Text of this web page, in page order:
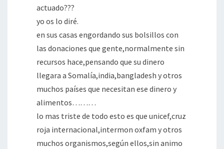
actuado???
yo os lo diré.
en sus casas engordando sus bolsillos con
las donaciones que gente,normalmente sin
recursos hace,pensando que su dinero
llegara a Somalía,india,bangladesh y otros
muchos países que necesitan ese dinero y
alimentos………
lo mas triste de todo esto es que unicef,cruz
roja internacional,intermon oxfam y otros
muchos organismos,según ellos,sin animo